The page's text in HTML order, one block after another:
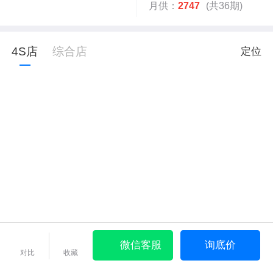
月供： 2747 (共36期)
4S店 综合店 定位
对比 收藏
微信客服 询底价